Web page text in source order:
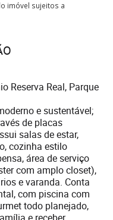
imóvel sujeitos a
Reserva Real, Parque
e sustentável;
de placas
salas de estar,
cozinha estilo
área de serviço
com amplo closet),
e varanda. Conta
com piscina com
todo planejado,